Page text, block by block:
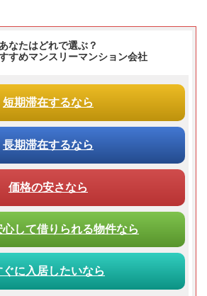
なたはどれで選ぶ？
すめマンスリーマンション会社
短期滞在するなら
長期滞在するなら
価格の安さなら
心して借りられる物件なら
ぐに入居したいなら